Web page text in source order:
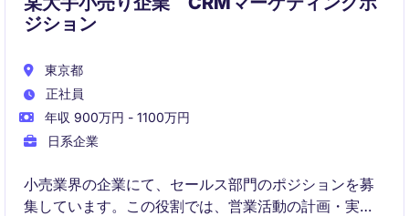
ジション
東京都
正社員
年収 900万円 - 1100万円
日系企業
小売業界の企業にて、セールス部門のポジションを募
集しています。この役割では、営業活動の計画・実行